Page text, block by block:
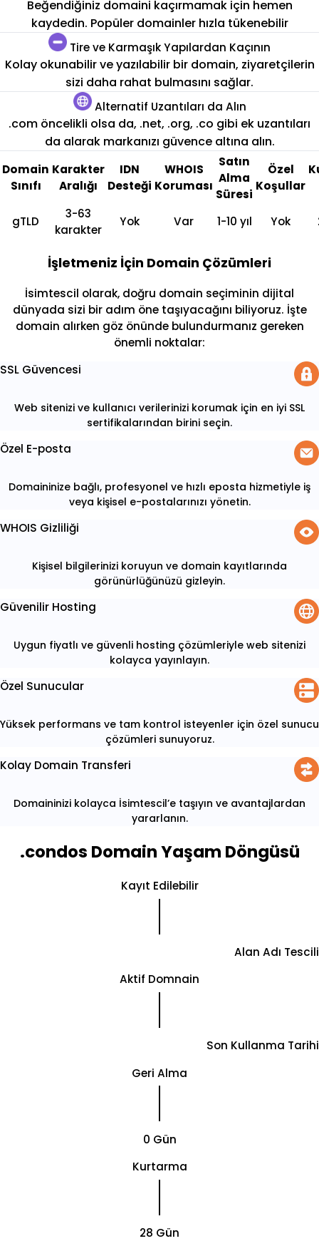
Beğendiğiniz domaini kaçırmamak için hemen
kaydedin. Popüler domainler hızla tükenebilir
Tire ve Karmaşık Yapılardan Kaçının
Kolay okunabilir ve yazılabilir bir domain, ziyaretçilerin
sizi daha rahat bulmasını sağlar.
Alternatif Uzantıları da Alın
.com öncelikli olsa da, .net, .org, .co gibi ek uzantıları
da alarak markanızı güvence altına alın.
Domain
Sınıfı
Karakter
Aralığı
IDN
Desteği
WHOIS
Koruması
Satın
Alma
Süresi
Özel
Koşullar
gTLD
3-63
karakter
Yok Var 1-10 yıl Yok
İşletmeniz İçin Domain Çözümleri
İsimtescil olarak, doğru domain seçiminin dijital
dünyada sizi bir adım öne taşıyacağını biliyoruz. İşte
domain alırken göz önünde bulundurmanız gereken
önemli noktalar:
SSL Güvencesi
Web sitenizi ve kullanıcı verilerinizi korumak için en iyi SSL
sertifikalarından birini seçin.
Özel E-posta
Domaininize bağlı, profesyonel ve hızlı eposta hizmetiyle iş
veya kişisel e-postalarınızı yönetin.
WHOIS Gizliliği
Kişisel bilgilerinizi koruyun ve domain kayıtlarında
görünürlüğünüzü gizleyin.
Güvenilir Hosting
Uygun fiyatlı ve güvenli hosting çözümleriyle web sitenizi
kolayca yayınlayın.
Özel Sunucular
Yüksek performans ve tam kontrol isteyenler için özel sunucu
çözümleri sunuyoruz.
Kolay Domain Transferi
Domaininizi kolayca İsimtescil’e taşıyın ve avantajlardan
yararlanın.
.condos Domain Yaşam Döngüsü
Kayıt Edilebilir
Alan Adı Tescili
Aktif Domnain
Son Kullanma Tarihi
Geri Alma
0 Gün
Kurtarma
28 Gün